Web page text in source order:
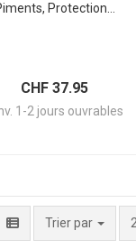
Protection
CHF 37.95
1-2 jours ouvrables
Trier par